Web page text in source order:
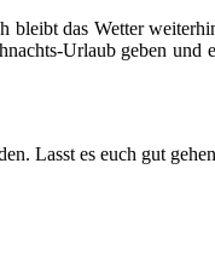
das Wetter
Urlaub geben und
Lasst es euch gut